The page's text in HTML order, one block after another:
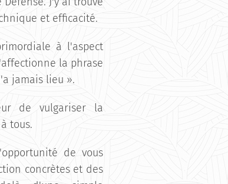
et efficacité.
à l'aspect
la phrase
jamais lieu ».
de vulgariser la
tous.
de vous
concrètes et des